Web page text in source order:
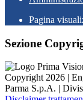
Pagina
Sezione
Copyright 2026 |
Parma S.p.A. |